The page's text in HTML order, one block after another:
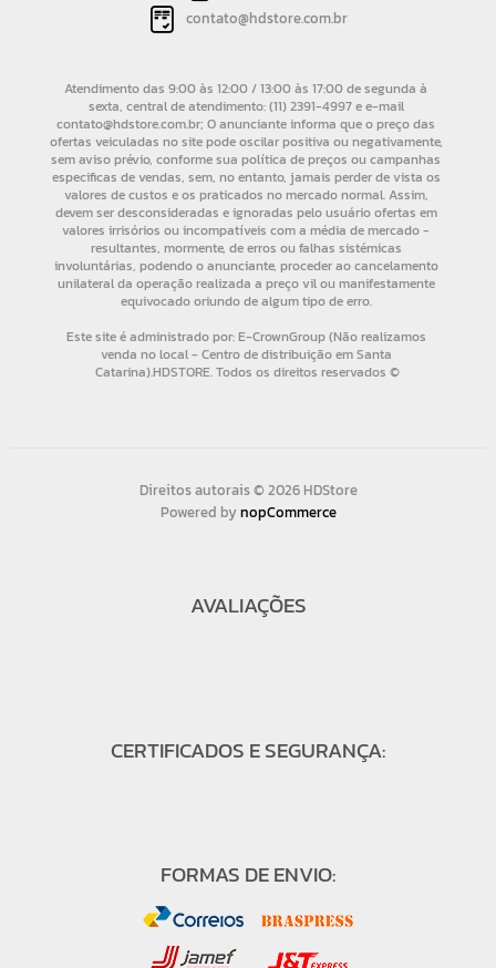
contato@hdstore.com.br
Direitos autorais © 2026 HDStore
Powered bynopCommerce
AVALIAÇÕES
CERTIFICADOS E SEGURANÇA:
FORMAS DE ENVIO: